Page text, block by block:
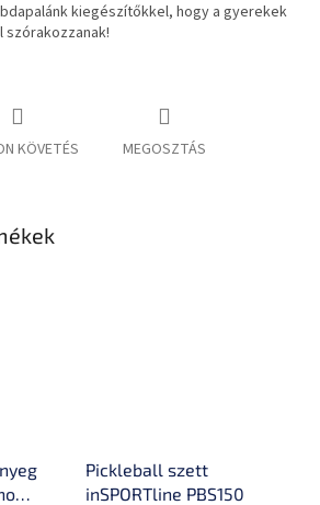
kiegészítőkkel, hogy a gyerekek
KÖVETÉS MEGOSZTÁS
Pickleball szett
inSPORTline PBS150